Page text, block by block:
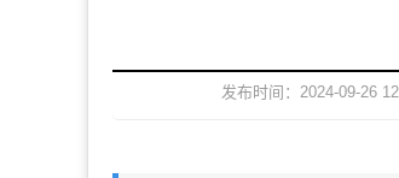
发布时间：2024-09-26